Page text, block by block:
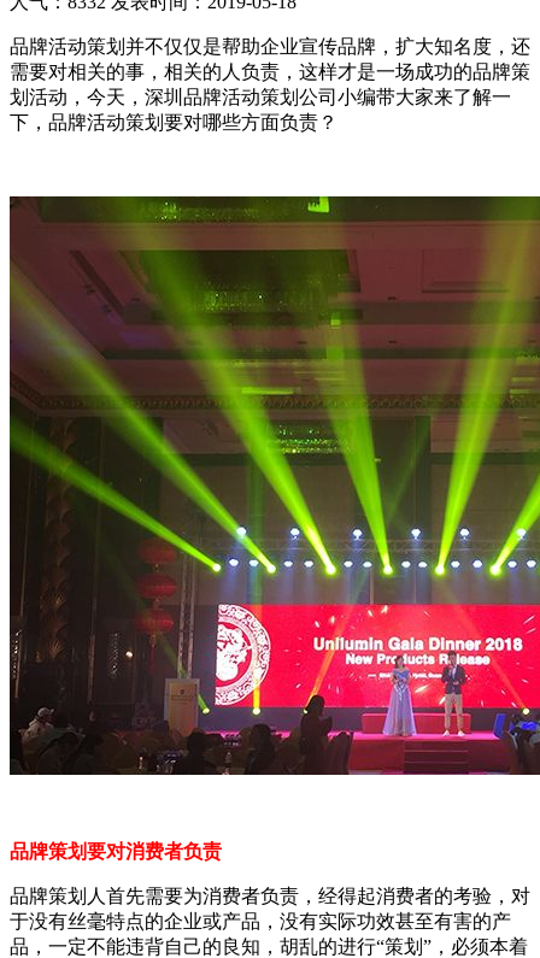
品牌活动策划并不仅仅是帮助企业宣传品牌，扩大知名度，还
需要对相关的事，相关的人负责，这样才是一场成功的品牌策
划活动，今天，深圳品牌活动策划公司小编带大家来了解一
下，品牌活动策划要对哪些方面负责？
品牌策划要对消费者负责
品牌策划人首先需要为消费者负责，经得起消费者的考验，对
于没有丝毫特点的企业或产品，没有实际功效甚至有害的产
品，一定不能违背自己的良知，胡乱的进行“策划”，必须本着